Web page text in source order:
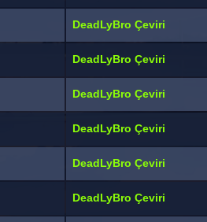
DeadLyBro Çeviri
DeadLyBro Çeviri
DeadLyBro Çeviri
DeadLyBro Çeviri
DeadLyBro Çeviri
DeadLyBro Çeviri